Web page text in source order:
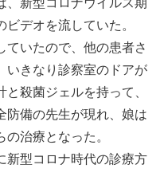
、新型コロナウイルス期
デオを流していた。
ていたので、他の患者さ
いきなり診察室のドアが
殺菌ジェルを持って、
防備の先生が現れ、娘は
治療となった。
新型コロナ時代の診療方